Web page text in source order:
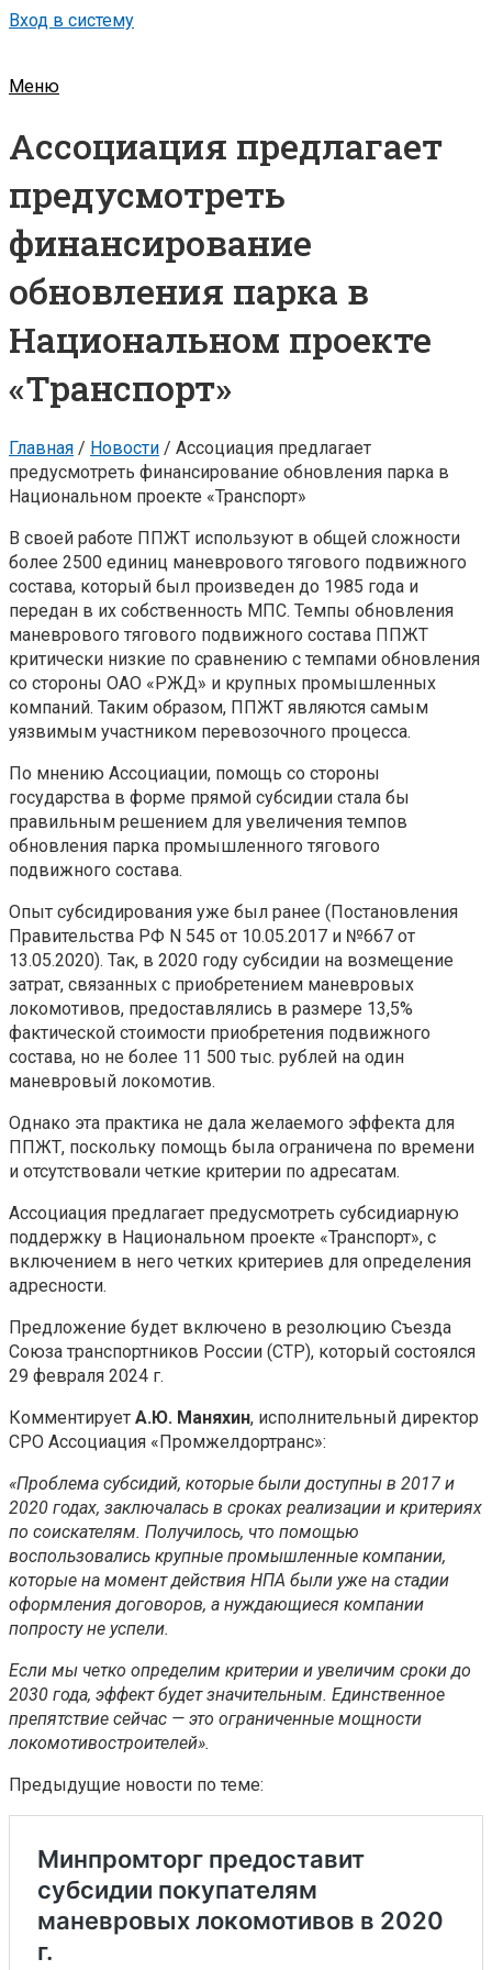
Вход в систему
Меню
Ассоциация предлагает
предусмотреть
финансирование
обновления парка в
Национальном проекте
«Транспорт»
Главная / Новости / Ассоциация предлагает
предусмотреть финансирование обновления парка в
Национальном проекте «Транспорт»
В своей работе ППЖТ используют в общей сложности
более 2500 единиц маневрового тягового подвижного
состава, который был произведен до 1985 года и
передан в их собственность МПС. Темпы обновления
маневрового тягового подвижного состава ППЖТ
критически низкие по сравнению с темпами обновления
со стороны ОАО «РЖД» и крупных промышленных
компаний. Таким образом, ППЖТ являются самым
уязвимым участником перевозочного процесса.
По мнению Ассоциации, помощь со стороны
государства в форме прямой субсидии стала бы
правильным решением для увеличения темпов
обновления парка промышленного тягового
подвижного состава.
Опыт субсидирования уже был ранее (Постановления
Правительства РФ N 545 от 10.05.2017 и №667 от
13.05.2020). Так, в 2020 году субсидии на возмещение
затрат, связанных с приобретением маневровых
локомотивов, предоставлялись в размере 13,5%
фактической стоимости приобретения подвижного
состава, но не более 11 500 тыс. рублей на один
маневровый локомотив.
Однако эта практика не дала желаемого эффекта для
ППЖТ, поскольку помощь была ограничена по времени
и отсутствовали четкие критерии по адресатам.
Ассоциация предлагает предусмотреть субсидиарную
поддержку в Национальном проекте «Транспорт», с
включением в него четких критериев для определения
адресности.
Предложение будет включено в резолюцию Съезда
Союза транспортников России (СТР), который состоялся
29 февраля 2024 г.
Комментирует А.Ю. Маняхин, исполнительный директор
СРО Ассоциация «Промжелдортранс»:
«Проблема субсидий, которые были доступны в 2017 и
2020 годах, заключалась в сроках реализации и критериях
по соискателям. Получилось, что помощью
воспользовались крупные промышленные компании,
которые на момент действия НПА были уже на стадии
оформления договоров, а нуждающиеся компании
попросту не успели.
Если мы четко определим критерии и увеличим сроки до
2030 года, эффект будет значительным. Единственное
препятствие сейчас — это ограниченные мощности
локомотивостроителей».
Предыдущие новости по теме: